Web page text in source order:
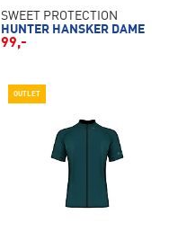
SWEET PROTECTION
HUNTER HANSKER DAME
99,-
OUTLET